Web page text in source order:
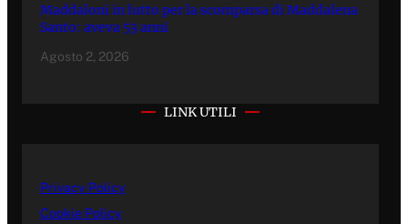
Maddaloni in lutto per la scomparsa di Maddalena
Santo: aveva 53 anni
Agosto 2, 2026
LINK UTILI
Privacy Policy
Cookie Policy